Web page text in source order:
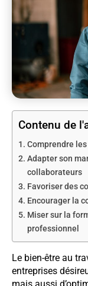
Contenu de
Comprendre
Adapter son
collaborateurs
Favoriser des
Encourager la
Miser sur la
professionnel
Le bien-être au
entreprises